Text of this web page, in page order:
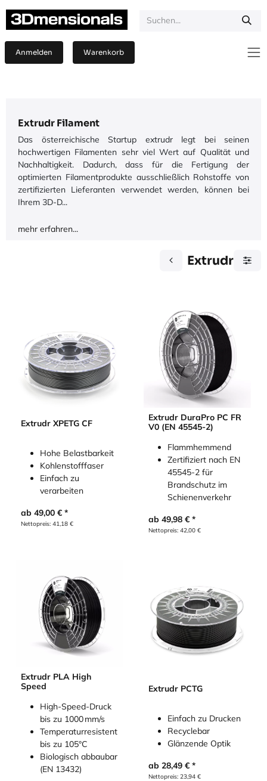
Anmelden Warenkorb
Extrudr Filament
Das österreichische Startup extrudr legt bei seinen
hochwertigen Filamenten sehr viel Wert auf Qualität und
Nachhaltigkeit. Dadurch, dass für die Fertigung der
optimierten Filamentprodukte ausschließlich Rohstoffe von
zertifizierten Lieferanten verwendet werden, können bei
Ihrem 3D-D...
mehr erfahren...
Extrudr
Extrudr XPETG CF
Hohe Belastbarkeit
Kohlenstofffaser
Einfach zu
verarbeiten
ab 49,00 €
Nettopreis: 41,18 €
Extrudr DuraPro PC FR
V0 (EN 45545-2)
Flammhemmend
Zertifiziert nach EN
45545-2 für
Brandschutz im
Schienenverkehr
ab 49,98€
Nettopreis: 42,00€
Extrudr PLA High
Speed
High-Speed-Druck
bis zu 1000 mm/s
Temperaturresistent
bis zu 105°C
Biologisch abbaubar
(EN 13432)
Extrudr PCTG
Einfach zu Drucken
Recyclebar
Glänzende Optik
ab 28,49€
Nettopreis: 23,94€